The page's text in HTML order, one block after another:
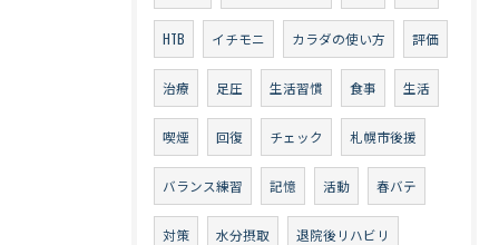
HTB イチモニ カラダの使い方 評価
治療 足圧 生活習慣 食事 生活
喫煙 回復 チェック 札幌市後援
バランス練習 記憶 活動 春バテ
対策 水分摂取 退院後リハビリ